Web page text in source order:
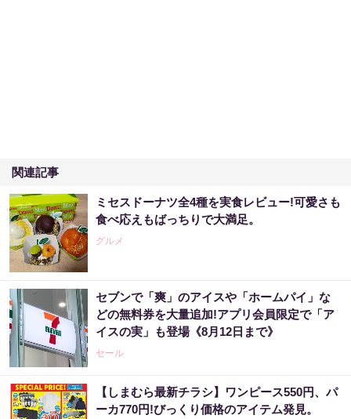
関連記事
ミセスドーナツ全4種を実食レビュー!可愛さも
食べ応えもばっちりで大満足。
グルメ
セブンで「爽」のアイスや「ホームパイ」な
どの無料券を大量追加!アプリ会員限定で「ア
イスの実」も登場《8月12日まで》
セール
【しまむら最新チラシ】ワンピース550円、パ
ーカ770円!びっくり価格のアイテム発見。